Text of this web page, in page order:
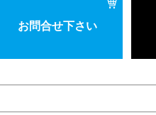
お問合せ下さい